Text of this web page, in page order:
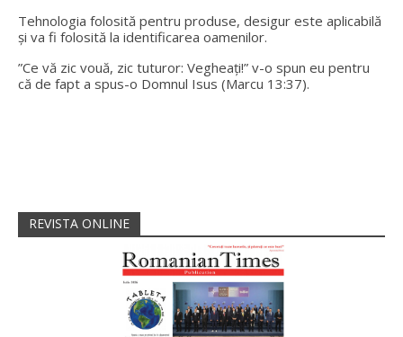
Tehnologia folosită pentru produse, desigur este aplicabilă
și va fi folosită la identificarea oamenilor.
”Ce vă zic vouă, zic tuturor: Vegheați!” v-o spun eu pentru
că de fapt a spus-o Domnul Isus (Marcu 13:37).
REVISTA ONLINE